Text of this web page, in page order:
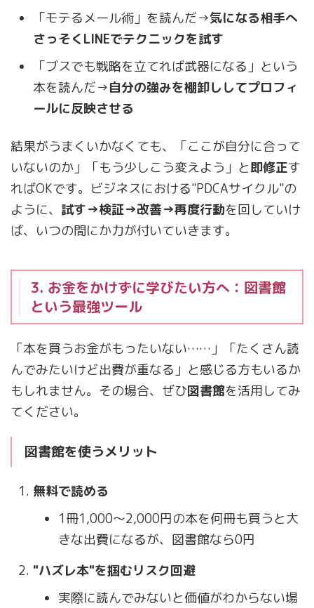
「モテるメール術」を読んだ→気になる相手へ
さっそくLINEでテクニックを試す
「ブスでも戦略を立てれば武器になる」という
本を読んだ→自分の強みを棚卸ししてプロフィ
ールに反映させる
結果がうまくいかなくても、「ここが自分に合って
いないのか」「もう少しこう変えよう」と即修正す
ればOKです。ビジネスにおける"PDCAサイクル"の
ように、 試す→検証→改善→再度行動を回していけ
ば、いつの間にか力が付いていきます。
3. お金をかけずに学びたい方へ：図書館
という最強ツール
「本を買うお金がもったいない……」「たくさん読
んでみたいけど出費が重なる」と感じる方もいるか
もしれません。その場合、ぜひ図書館を活用してみ
てください。
図書館を使うメリット
無料で読める
1冊1,000〜2,000円の本を何冊も買うと大
きな出費になるが、図書館なら0円
"ハズレ本"を掴むリスク回避
実際に読んでみないと価値がわからない場